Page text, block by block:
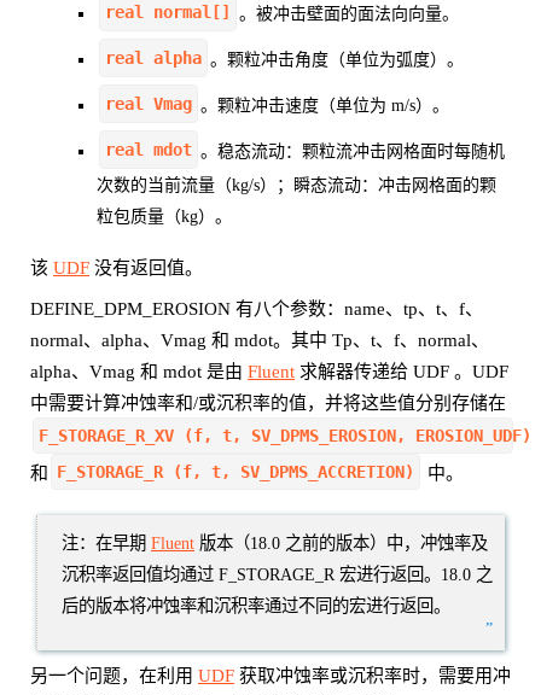
real normal[] 。被冲击壁面的面法向向量。
real alpha 。颗粒冲击角度（单位为弧度）。
real Vmag 。颗粒冲击速度（单位为 m/s）。
real mdot 。稳态流动：颗粒流冲击网格面时每随机
次数的当前流量（kg/s）；瞬态流动：冲击网格面的颗
粒包质量（kg）。
该 UDF 没有返回值。
DEFINE_DPM_EROSION 有八个参数：name、tp、t、f、
normal、alpha、Vmag 和 mdot。其中 Tp、t、f、normal、
alpha、Vmag 和 mdot 是由 Fluent 求解器传递给 UDF 。UDF
中需要计算冲蚀率和/或沉积率的值，并将这些值分别存储在
F_STORAGE_R_XV (f, t, SV_DPMS_EROSION, EROSION_UDF)
和
F_STORAGE_R (f, t, SV_DPMS_ACCRETION) 中。
注：在早期 Fluent 版本（18.0 之前的版本）中，冲蚀率及
沉积率返回值均通过 F_STORAGE_R 宏进行返回。18.0 之
后的版本将冲蚀率和沉积率通过不同的宏进行返回。
”
另一个问题，在利用 UDF 获取冲蚀率或沉积率时，需要用冲